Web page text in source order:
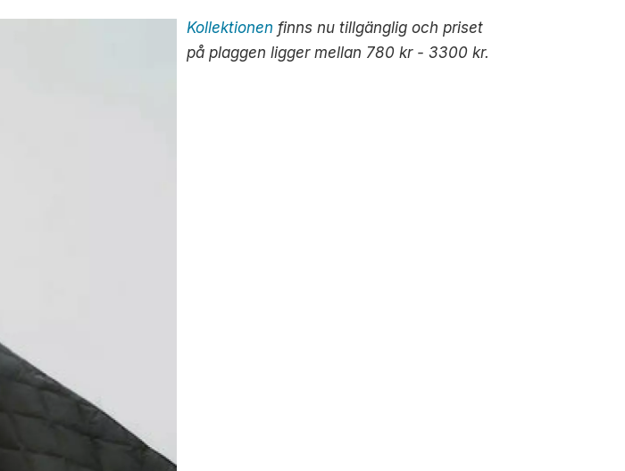
Kollektionen finns nu tillgänglig och priset
på plaggen ligger mellan 780 kr - 3300 kr.